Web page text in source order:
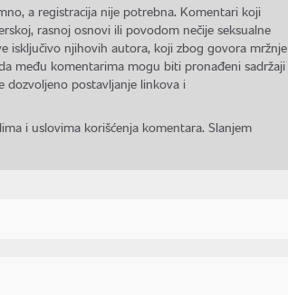
a registracija nije potrebna. Komentari koji
rasnoj osnovi ili povodom nečije seksualne
isključivo njihovih autora, koji zbog govora mržnje
među komentarima mogu biti pronađeni sadržaji
dozvoljeno postavljanje linkova i
i uslovima korišćenja komentara. Slanjem